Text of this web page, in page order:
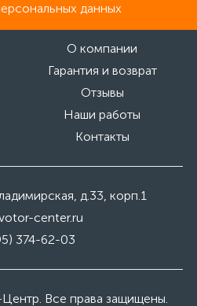
данных
О компании
Гарантия и возврат
Отзывы
Наши работы
Контакты
д.33, корп.1
center.ru
374-62-03
Все права защищены.